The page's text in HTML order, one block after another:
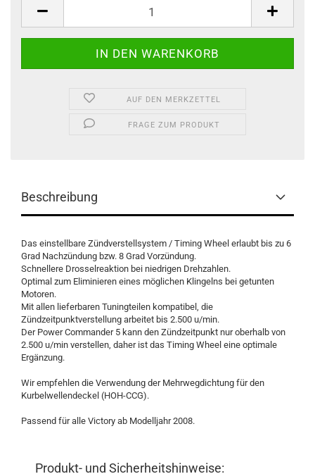
AUF DEN MERKZETTEL
FRAGE ZUM PRODUKT
Beschreibung
Das einstellbare Zündverstellsystem / Timing Wheel erlaubt bis zu 6
Grad Nachzündung bzw. 8 Grad Vorzündung.
Schnellere Drosselreaktion bei niedrigen Drehzahlen.
Optimal zum Eliminieren eines möglichen Klingelns bei getunten
Motoren.
Mit allen lieferbaren Tuningteilen kompatibel, die
Zündzeitpunktverstellung arbeitet bis 2.500 u/min.
Der Power Commander 5 kann den Zündzeitpunkt nur oberhalb von
2.500 u/min verstellen, daher ist das Timing Wheel eine optimale
Ergänzung.
Wir empfehlen die Verwendung der Mehrwegdichtung für den
Kurbelwellendeckel (HOH-CCG).
Passend für alle Victory ab Modelljahr 2008.
Produkt- und Sicherheitshinweise: